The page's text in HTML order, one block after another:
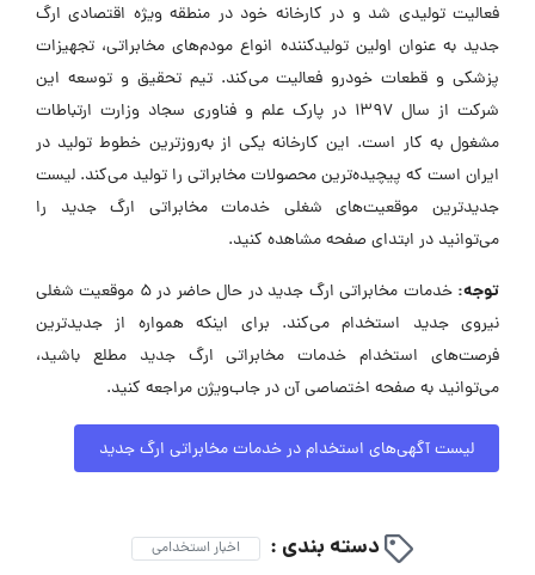
فعالیت تولیدی شد و در کارخانه خود در منطقه ویژه اقتصادی ارگ
جدید به عنوان اولین تولیدکننده انواع مودم‌های مخابراتی، تجهیزات
پزشکی و قطعات خودرو فعالیت می‌کند. تیم تحقیق و توسعه این
شرکت از سال ۱۳۹۷ در پارک علم و فناوری سجاد وزارت ارتباطات
مشغول به کار است. این کارخانه یکی از به‌روزترین خطوط تولید در
ایران است که پیچیده‌ترین محصولات مخابراتی را تولید می‌کند. لیست
جدیدترین موقعیت‌های شغلی خدمات مخابراتی ارگ جدید را
می‌توانید در ابتدای صفحه مشاهده کنید.
توجه:
خدمات مخابراتی ارگ جدید در حال حاضر در ۵ موقعیت شغلی
نیروی جدید استخدام می‌کند. برای اینکه همواره از جدیدترین
فرصت‌های استخدام خدمات مخابراتی ارگ جدید مطلع باشید،
می‌توانید به صفحه اختصاصی آن در جاب‌ویژن مراجعه کنید.
لیست آگهی‌های استخدام در خدمات مخابراتی ارگ جدید
دسته بندی : اخبار استخدامی